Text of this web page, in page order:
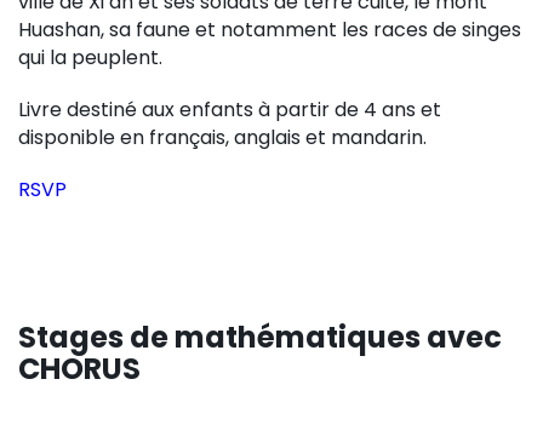
Huashan, sa faune et notamment les races de singes
qui la peuplent.
Livre destiné aux enfants à partir de 4 ans et
disponible en français, anglais et mandarin.
RSVP
Stages de mathématiques avec
CHORUS